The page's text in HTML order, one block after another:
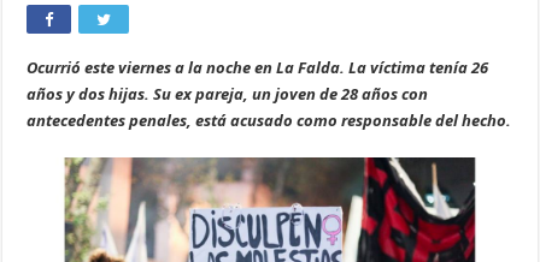
Ocurrió este viernes a la noche en La Falda. La víctima tenía 26
años y dos hijas. Su ex pareja, un joven de 28 años con
antecedentes penales, está acusado como responsable del hecho.